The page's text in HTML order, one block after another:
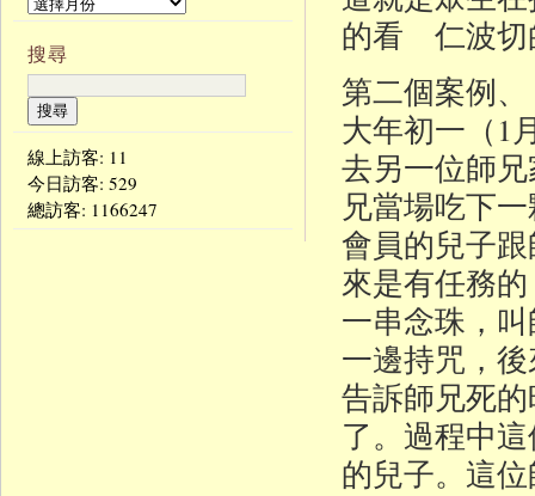
的看 仁波切
第二個案例、
大年初一（1
去另一位師
兄當場吃下
會員的兒子
來是有任務
一串念珠，
一邊持咒，
告訴師兄死
了。過程中
的兒子。這
搜尋
線上訪客: 11
今日訪客: 529
總訪客: 1166247